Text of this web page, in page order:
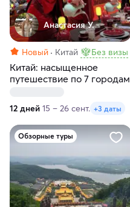
Анастасия У.
Новый Китай Без визы
Китай: насыщенное
путешествие по 7 городам
12 дней 15 – 26 сент. +3 даты
Обзорные туры